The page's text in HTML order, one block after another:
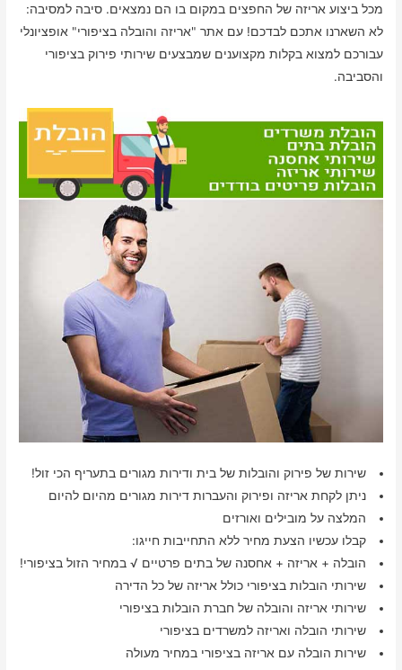
מכל ביצוע אריזה של החפצים במקום בו הם נמצאים. סיבה למסיבה:
לא השארנו אתכם לבדכם! עם אתר "אריזה והובלה בציפורי" אופציונלי
עבורכם למצוא בקלות מקצוענים שמבצעים שירותי פירוק בציפורי
והסביבה.
שירות של פירוק והובלות של בית ודירות מגורים בתעריף הכי זול!
ניתן לקחת אריזה ופירוק והעברות דירות מגורים מהיום להיום
המלצה על מובילים ואורזים
קבלו עכשיו הצעת מחיר ללא התחייבות חייגו:
הובלה + אריזה + אחסנה של בתים פרטיים √ במחיר הזול בציפורי!
שירותי הובלות בציפורי כולל אריזה של כל הדירה
שירותי אריזה והובלה של חברת הובלות בציפורי
שירותי הובלה ואריזה למשרדים בציפורי
שירות הובלה עם אריזה בציפורי במחיר מעולה